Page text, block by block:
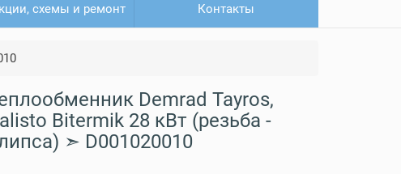
схемы и ремонт Контакты
Demrad Tayros,
Bitermik 28 кВт (резьба -
➣ D001020010